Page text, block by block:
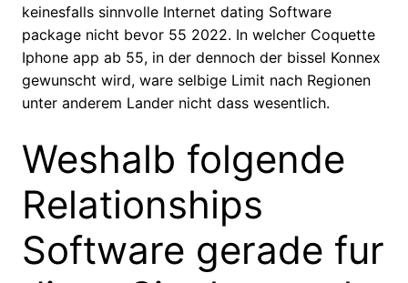
keinesfalls sinnvolle Internet dating Software
package nicht bevor 55 2022. In welcher Coquette
Iphone app ab 55, in der dennoch der bissel Konnex
gewunscht wird, ware selbige Limit nach Regionen
unter anderem Lander nicht dass wesentlich.
Weshalb folgende
Relationships
Software gerade fur